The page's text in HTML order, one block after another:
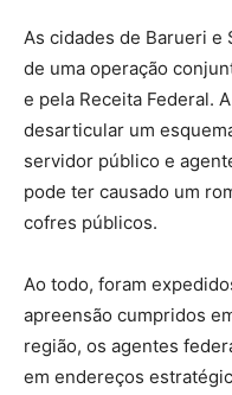
As cidades de Barueri e
de uma operação
e pela Receita Federal.
desarticular um
servidor público e
pode ter causado um
cofres públicos.
Ao todo, foram
apreensão cumpridos
região, os agentes
em endereços